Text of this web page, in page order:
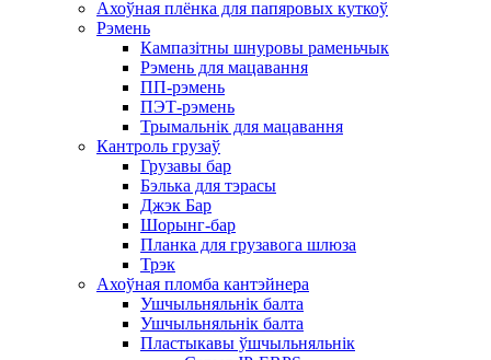
Ахоўная плёнка для папяровых куткоў
Рэмень
Кампазітны шнуровы раменьчык
Рэмень для мацавання
ПП-рэмень
ПЭТ-рэмень
Трымальнік для мацавання
Кантроль грузаў
Грузавы бар
Бэлька для тэрасы
Джэк Бар
Шорынг-бар
Планка для грузавога шлюза
Трэк
Ахоўная пломба кантэйнера
Ушчыльняльнік балта
Ушчыльняльнік балта
Пластыкавы ўшчыльняльнік